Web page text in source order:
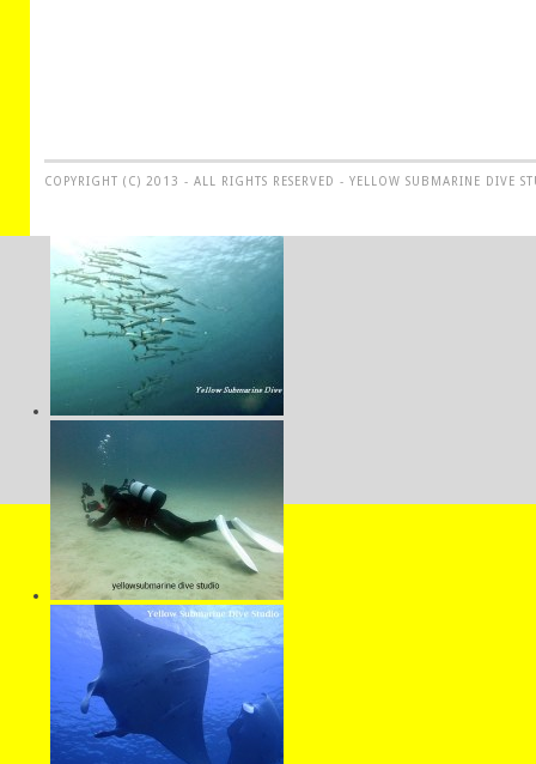
COPYRIGHT (C) 2013 - ALL RIGHTS RESERVED - YELLOW SUBMARINE DIVE